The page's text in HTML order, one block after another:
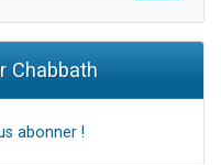
Chabbath
abonner !